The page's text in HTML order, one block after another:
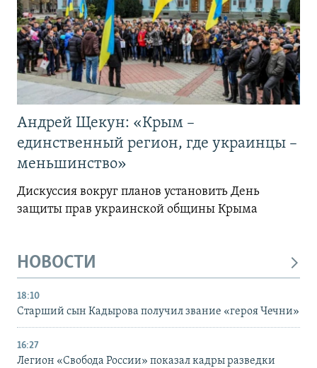
Андрей Щекун: «Крым –
единственный регион, где украинцы –
меньшинство»
Дискуссия вокруг планов установить День
защиты прав украинской общины Крыма
НОВОСТИ
18:10
Старший сын Кадырова получил звание «героя Чечни»
16:27
Легион «Свобода России» показал кадры разведки